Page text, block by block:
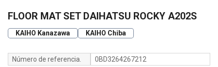
FLOOR MAT SET DAIHATSU ROCKY A202S
KAIHO Kanazawa KAIHO Chiba
Número de referencia. 0BD3264267212